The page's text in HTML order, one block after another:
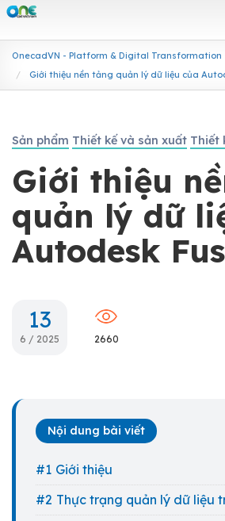
OnecadVN - Platform & Digital Transformation
Giới thiệu nền tảng quản lý dữ liệu của
Sản phẩm Thiết kế và sản xuất Thiết
Giới thiệu
quản lý dữ
Autodesk
13
6 / 2025 2660
Nội dung bài viết
Giới thiệu
Thực trạng quản lý dữ liệu